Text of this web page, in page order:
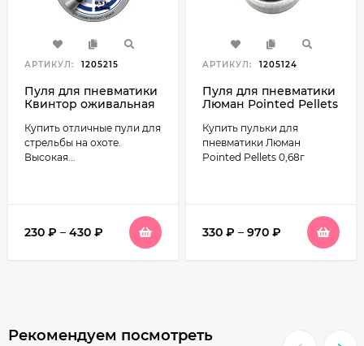
АРТИКУЛ: 1205215
Пуля для пневматики
Квинтор оживальная
Купить отличные пули для
стрельбы на охоте.
Высокая...
230 ₽ – 430 ₽
АРТИКУЛ: 1205124
Пуля для пневматики
Люман Pointed Pellets
Купить пульки для
пневматики Люман
Pointed Pellets 0,68г
330 ₽ – 970 ₽
Рекомендуем посмотреть